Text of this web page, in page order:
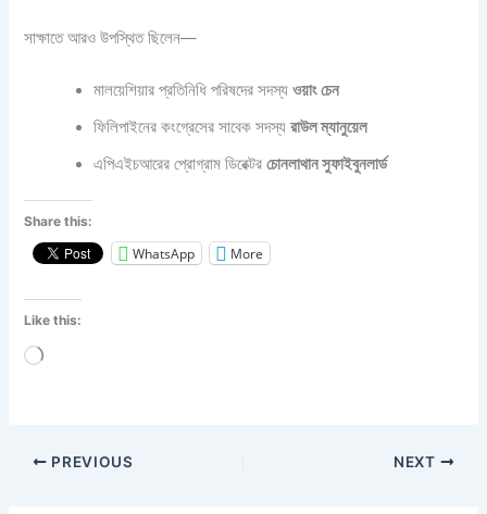
সাক্ষাতে আরও উপস্থিত ছিলেন—
মালয়েশিয়ার প্রতিনিধি পরিষদের সদস্যওয়াং চেন
ফিলিপাইনের কংগ্রেসের সাবেক সদস্যরাউল ম্যানুয়েল
এপিএইচআরের প্রোগ্রাম ডিরেক্টরচোনলাথান সুফাইবুনলার্ড
Share this:
WhatsApp More
Like this:
Loading…
PREVIOUS NEXT